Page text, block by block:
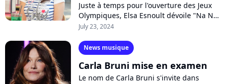
Juste à temps pour l'ouverture des Jeux
Olympiques, Elsa Esnoult dévoile "Na Na
Na (Paris Magic Song)", un clip carte
July 23, 2024
News musique
Carla Bruni mise en examen
Le nom de Carla Bruni s'invite dans